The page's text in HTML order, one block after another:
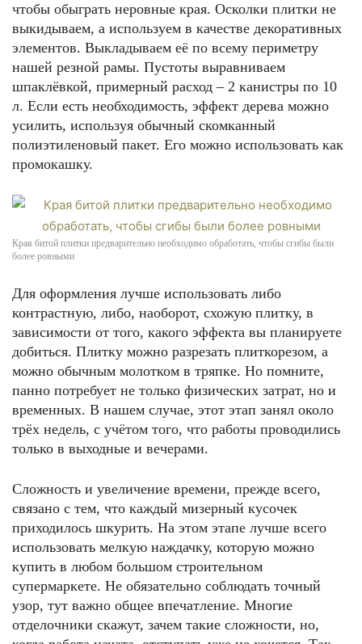
чтобы обыграть неровные края. Осколки плитки не
выкидываем, а используем в качестве декоративных
элементов. Выкладываем её по всему периметру
нашей резной рамы. Пустоты выравниваем
шпаклёвкой, примерный расход – 2 канистры по 10
л. Если есть необходимость, эффект дерева можно
усилить, используя обычный скомканный
полиэтиленовый пакет. Его можно использовать как
промокашку.
Края битой плитки предварительно необходимо обработать, чтобы сгибы были
более ровными
Для оформления лучше использовать либо
контрастную, либо, наоборот, схожую плитку, в
зависимости от того, какого эффекта вы планируете
добиться. Плитку можно разрезать плиткорезом, а
можно обычным молотком в тряпке. Но помните,
панно потребует не только физических затрат, но и
временных. В нашем случае, этот этап занял около
трёх недель, с учётом того, что работы проводились
только в выходные и вечерами.
Сложность и увеличение времени, прежде всего,
связано с тем, что каждый мизерный кусочек
приходилось шкурить. На этом этапе лучше всего
использовать мелкую наждачку, которую можно
купить в любом большом строительном
супермаркете. Не обязательно соблюдать точный
узор, тут важно общее впечатление. Многие
отделочники скажут, зачем такие сложности, но,